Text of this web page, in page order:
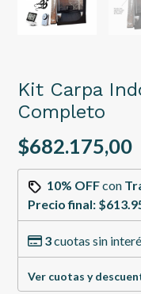
Kit Carpa
Completo
$682.175,00
10% OFFcon
Precio final:
3cuotas sin
Ver cuotas y